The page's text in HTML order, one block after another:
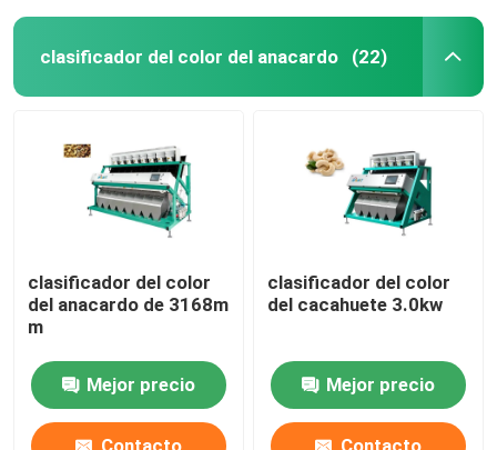
clasificador del color del anacardo (22)
clasificador del color
del anacardo de 3168m
m
Mejor precio
Contacto
clasificador del color
del cacahuete 3.0kw
Mejor precio
Contacto